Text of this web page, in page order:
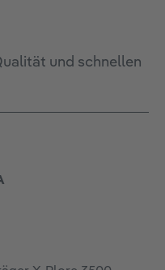
und schnellen